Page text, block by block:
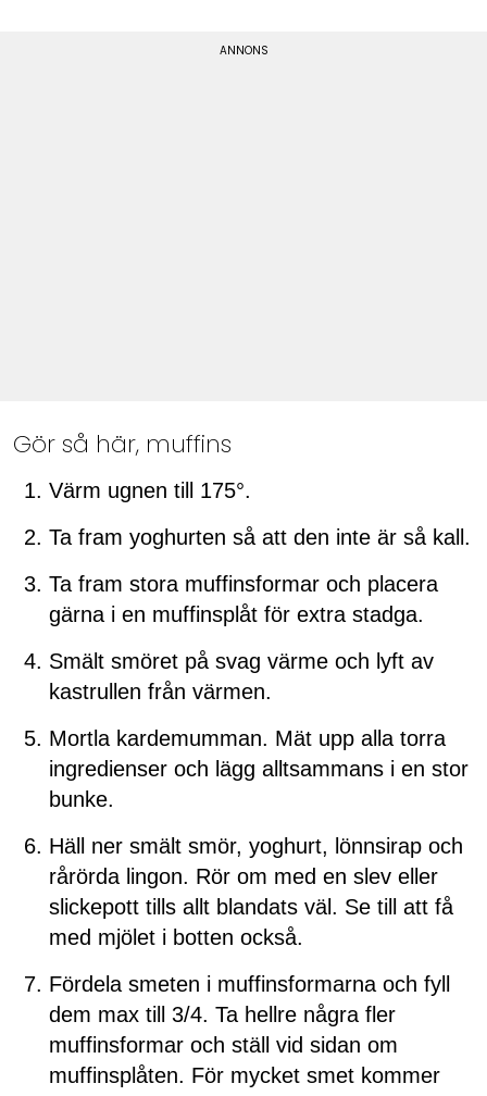
Gör så här, muffins
Värm ugnen till 175°.
Ta fram yoghurten så att den inte är så kall.
Ta fram stora muffinsformar och placera
gärna i en muffinsplåt för extra stadga.
Smält smöret på svag värme och lyft av
kastrullen från värmen.
Mortla kardemumman. Mät upp alla torra
ingredienser och lägg alltsammans i en stor
bunke.
Häll ner smält smör, yoghurt, lönnsirap och
rårörda lingon. Rör om med en slev eller
slickepott tills allt blandats väl. Se till att få
med mjölet i botten också.
Fördela smeten i muffinsformarna och fyll
dem max till 3/4. Ta hellre några fler
muffinsformar och ställ vid sidan om
muffinsplåten. För mycket smet kommer